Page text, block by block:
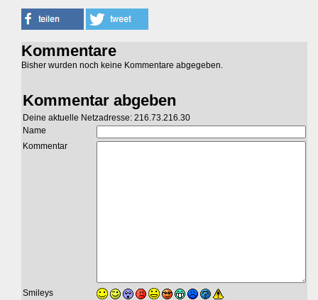
Kommentare
Bisher wurden noch keine Kommentare abgegeben.
Kommentar abgeben
Deine aktuelle Netzadresse: 216.73.216.30
Name
Kommentar
Smileys